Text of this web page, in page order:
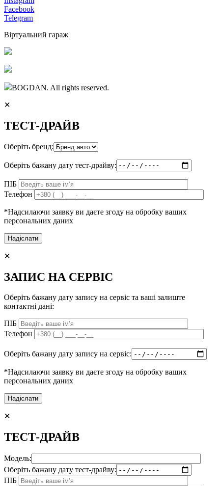
Facebook
Telegram
Віртуальний гараж
BOGDAN. All rights reserved.
✕
ТЕСТ-ДРАЙВ
Оберіть бренд:
Оберіть бажану дату тест-драйву:
ПІБ
Телефон
*Надсилаючи заявку ви даєте згоду на обробку ваших
персональних даних
✕
ЗАПИС НА СЕРВІС
Оберіть бажану дату запису на сервіс та ваші залиште
контактні дані:
ПІБ
Телефон
Оберіть бажану дату запису на сервіс:
*Надсилаючи заявку ви даєте згоду на обробку ваших
персональних даних
✕
ТЕСТ-ДРАЙВ
Модель:
Оберіть бажану дату тест-драйву:
ПІБ